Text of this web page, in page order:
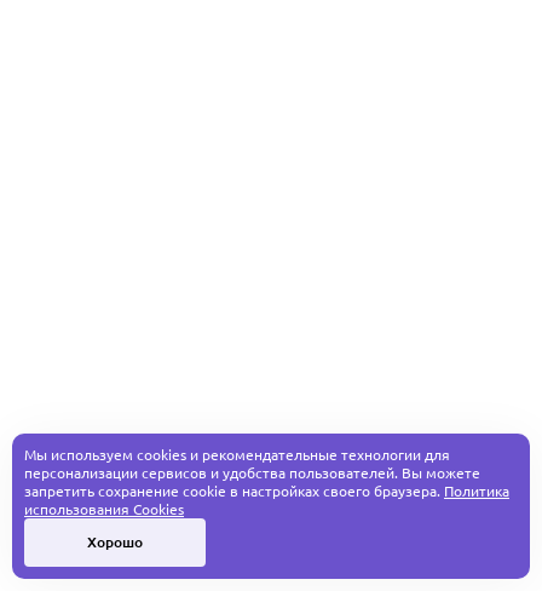
Мы используем cookies и рекомендательные технологии для
персонализации сервисов и удобства пользователей. Вы можете
запретить сохранение cookie в настройках своего браузера. Политика
использования Cookies
Хорошо